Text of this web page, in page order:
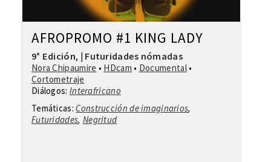
AFROPROMO #1 KING LADY
9° Edición, | Futuridades nómadas
Nora Chipaumire • HDcam • Documental•
Cortometraje
Diálogos: Interafricano
Temáticas: Construcción de imaginarios,
Futuridades, Negritud